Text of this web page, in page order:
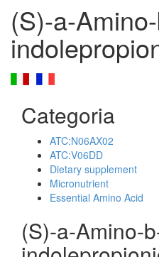
(S)-a-
Categoria
ATC:N06AX02
ATC:V06DD
Dietary supplement
Micronutrient
Essential Amino Acid
(S)-a-Amino-